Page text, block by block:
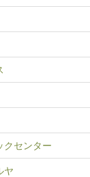
クセンター
ヤ